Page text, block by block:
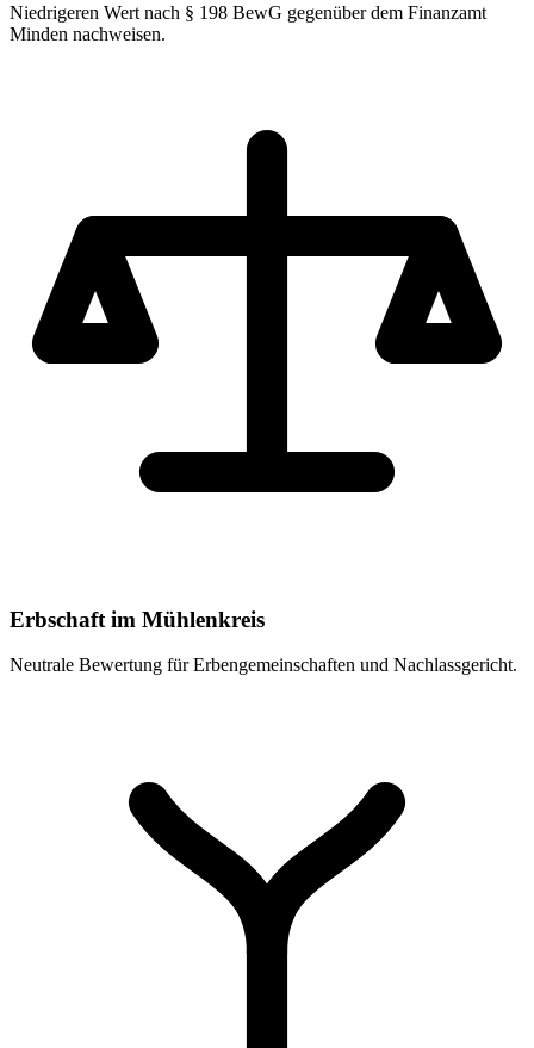
Niedrigeren Wert nach § 198 BewG gegenüber dem Finanzamt
Minden nachweisen.
Erbschaft im Mühlenkreis
Neutrale Bewertung für Erbengemeinschaften und Nachlassgericht.